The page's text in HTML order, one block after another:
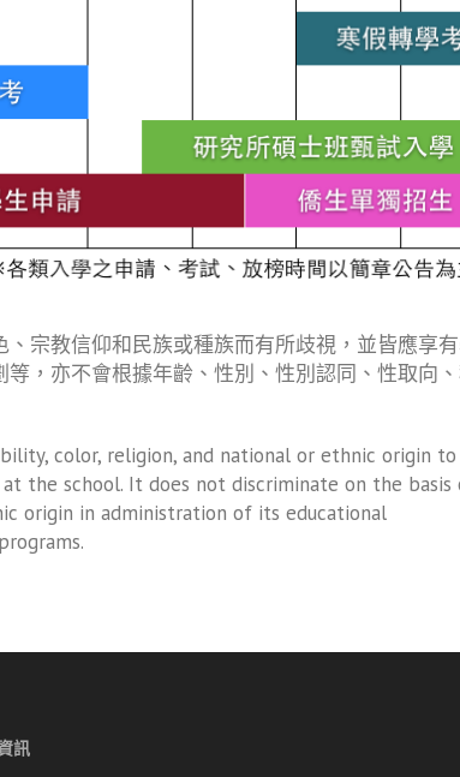
宗教信仰和民族或種族而有所歧視，並皆應享
，亦不會根據年齡、性別、性別認同、性取向
color, religion, and national or ethnic origin
the school. It does not discriminate on the basis
origin in administration of its educational
訊